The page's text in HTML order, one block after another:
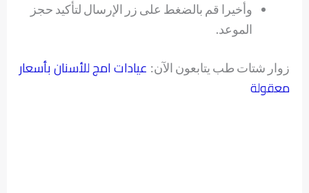
وأخيرا قم بالضغط على زر الإرسال لتأكيد حجز
الموعد.
زوار شتات طب يتابعون الآن: عيادات امج للأسنان بأسعار
معقولة